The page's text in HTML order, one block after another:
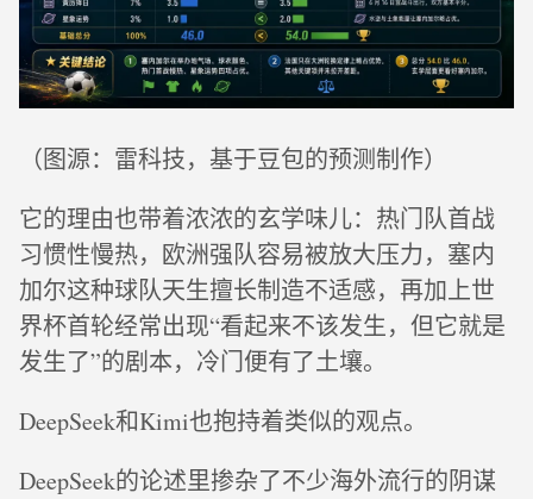
（图源：雷科技，基于豆包的预测制作）
它的理由也带着浓浓的玄学味儿：热门队首战
习惯性慢热，欧洲强队容易被放大压力，塞内
加尔这种球队天生擅长制造不适感，再加上世
界杯首轮经常出现“看起来不该发生，但它就是
发生了”的剧本，冷门便有了土壤。
DeepSeek和Kimi也抱持着类似的观点。
DeepSeek的论述里掺杂了不少海外流行的阴谋